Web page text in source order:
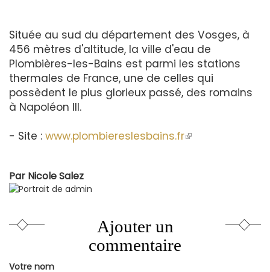
Située au sud du département des Vosges, à
456 mètres d'altitude, la ville d'eau de
Plombières-les-Bains est parmi les stations
thermales de France, une de celles qui
possèdent le plus glorieux passé, des romains
à Napoléon III.
- Site : www.plombiereslesbains.fr(le
Par Nicole Salez
Ajouter un
commentaire
Votre nom